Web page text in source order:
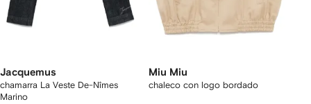
Jacquemus
chamarra La Veste De-Nîmes
Marino
Miu Miu
chaleco con logo bordado